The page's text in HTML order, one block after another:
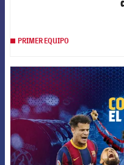
PRIMER EQUIPO